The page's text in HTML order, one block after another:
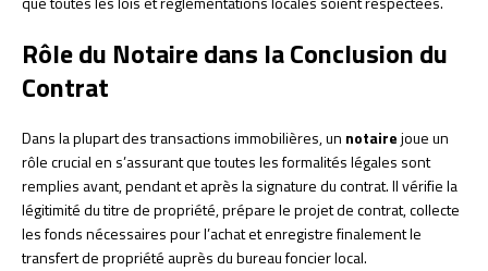
Rôle du Notaire dans la Conclusion du
Contrat
Dans la plupart des transactions immobilières, un notairejoue un
rôle crucial en s’assurant que toutes les formalités légales sont
remplies avant, pendant et après la signature du contrat. Il vérifie la
légitimité du titre de propriété, prépare le projet de contrat, collecte
les fonds nécessaires pour l’achat et enregistre finalement le
transfert de propriété auprès du bureau foncier local.